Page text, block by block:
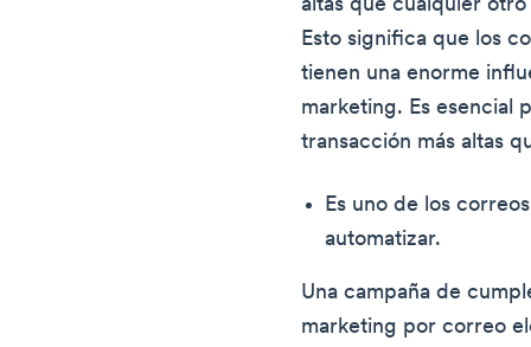
altas que cualquier
Esto significa que los
tienen una enorme
marketing. Es esencial
transacción más altas
Es uno de los
automatizar.
Una campaña de
marketing por correo